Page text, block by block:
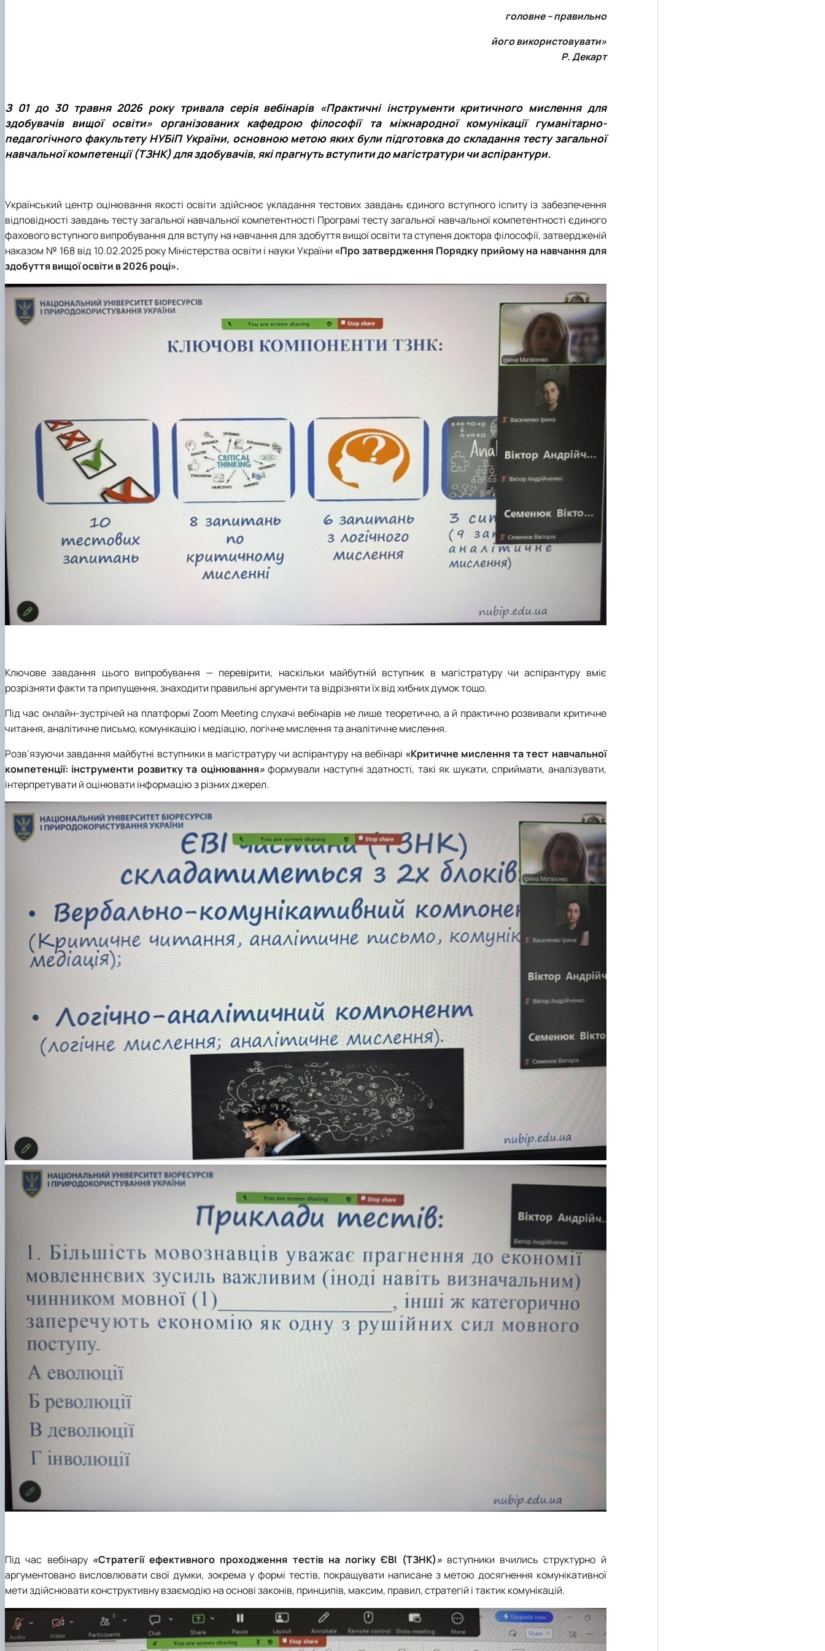
головне – правильно
його використовувати»
Р. Декарт
З 01 до 30 травня 2026 року тривала серія вебінарів «Практичні інструменти критичного мислення для
здобувачів вищої освіти» організованих кафедрою філософії та міжнародної комунікації гуманітарно-
педагогічного факультету НУБіП України, основною метою яких були підготовка до складання тесту загальної
навчальної компетенції (ТЗНК) для здобувачів, які прагнуть вступити до магістратури чи аспірантури.
Український центр оцінювання якості освіти здійснює укладання тестових завдань єдиного вступного іспиту із забезпечення
відповідності завдань тесту загальної навчальної компетентності Програмі тесту загальної навчальної компетентності єдиного
фахового вступного випробування для вступу на навчання для здобуття вищої освіти та ступеня доктора філософії, затвердженій
наказом № 168 від 10.02.2025 року Міністерства освіти і науки України «Про затвердження Порядку прийому на навчання для
здобуття вищої освіти в 2026 році».
Ключове завдання цього випробування — перевірити, наскільки майбутній вступник в магістратуру чи аспірантуру вміє
розрізняти факти та припущення, знаходити правильні аргументи та відрізняти їх від хибних думок тощо.
Під час онлайн-зустрічей на платформі Zoom Meeting слухачі вебінарів не лише теоретично, а й практично розвивали критичне
читання, аналітичне письмо, комунікацію і медіацію, логічне мислення та аналітичне мислення.
Розв’язуючи завдання майбутні вступники в магістратуру чи аспірантуру на вебінарі «Критичне мислення та тест навчальної
компетенції: інструменти розвитку та оцінювання» формували наступні здатності, такі як шукати, сприймати, аналізувати,
інтерпретувати й оцінювати інформацію з різних джерел.
Під час вебінару «Стратегії ефективного проходження тестів на логіку ЄВІ (ТЗНК)» вступники вчились структурно й
аргументовано висловлювати свої думки, зокрема у формі тестів, покращувати написане з метою досягнення комунікативної
мети здійснювати конструктивну взаємодію на основі законів, принципів, максим, правил, стратегій і тактик комунікацій.